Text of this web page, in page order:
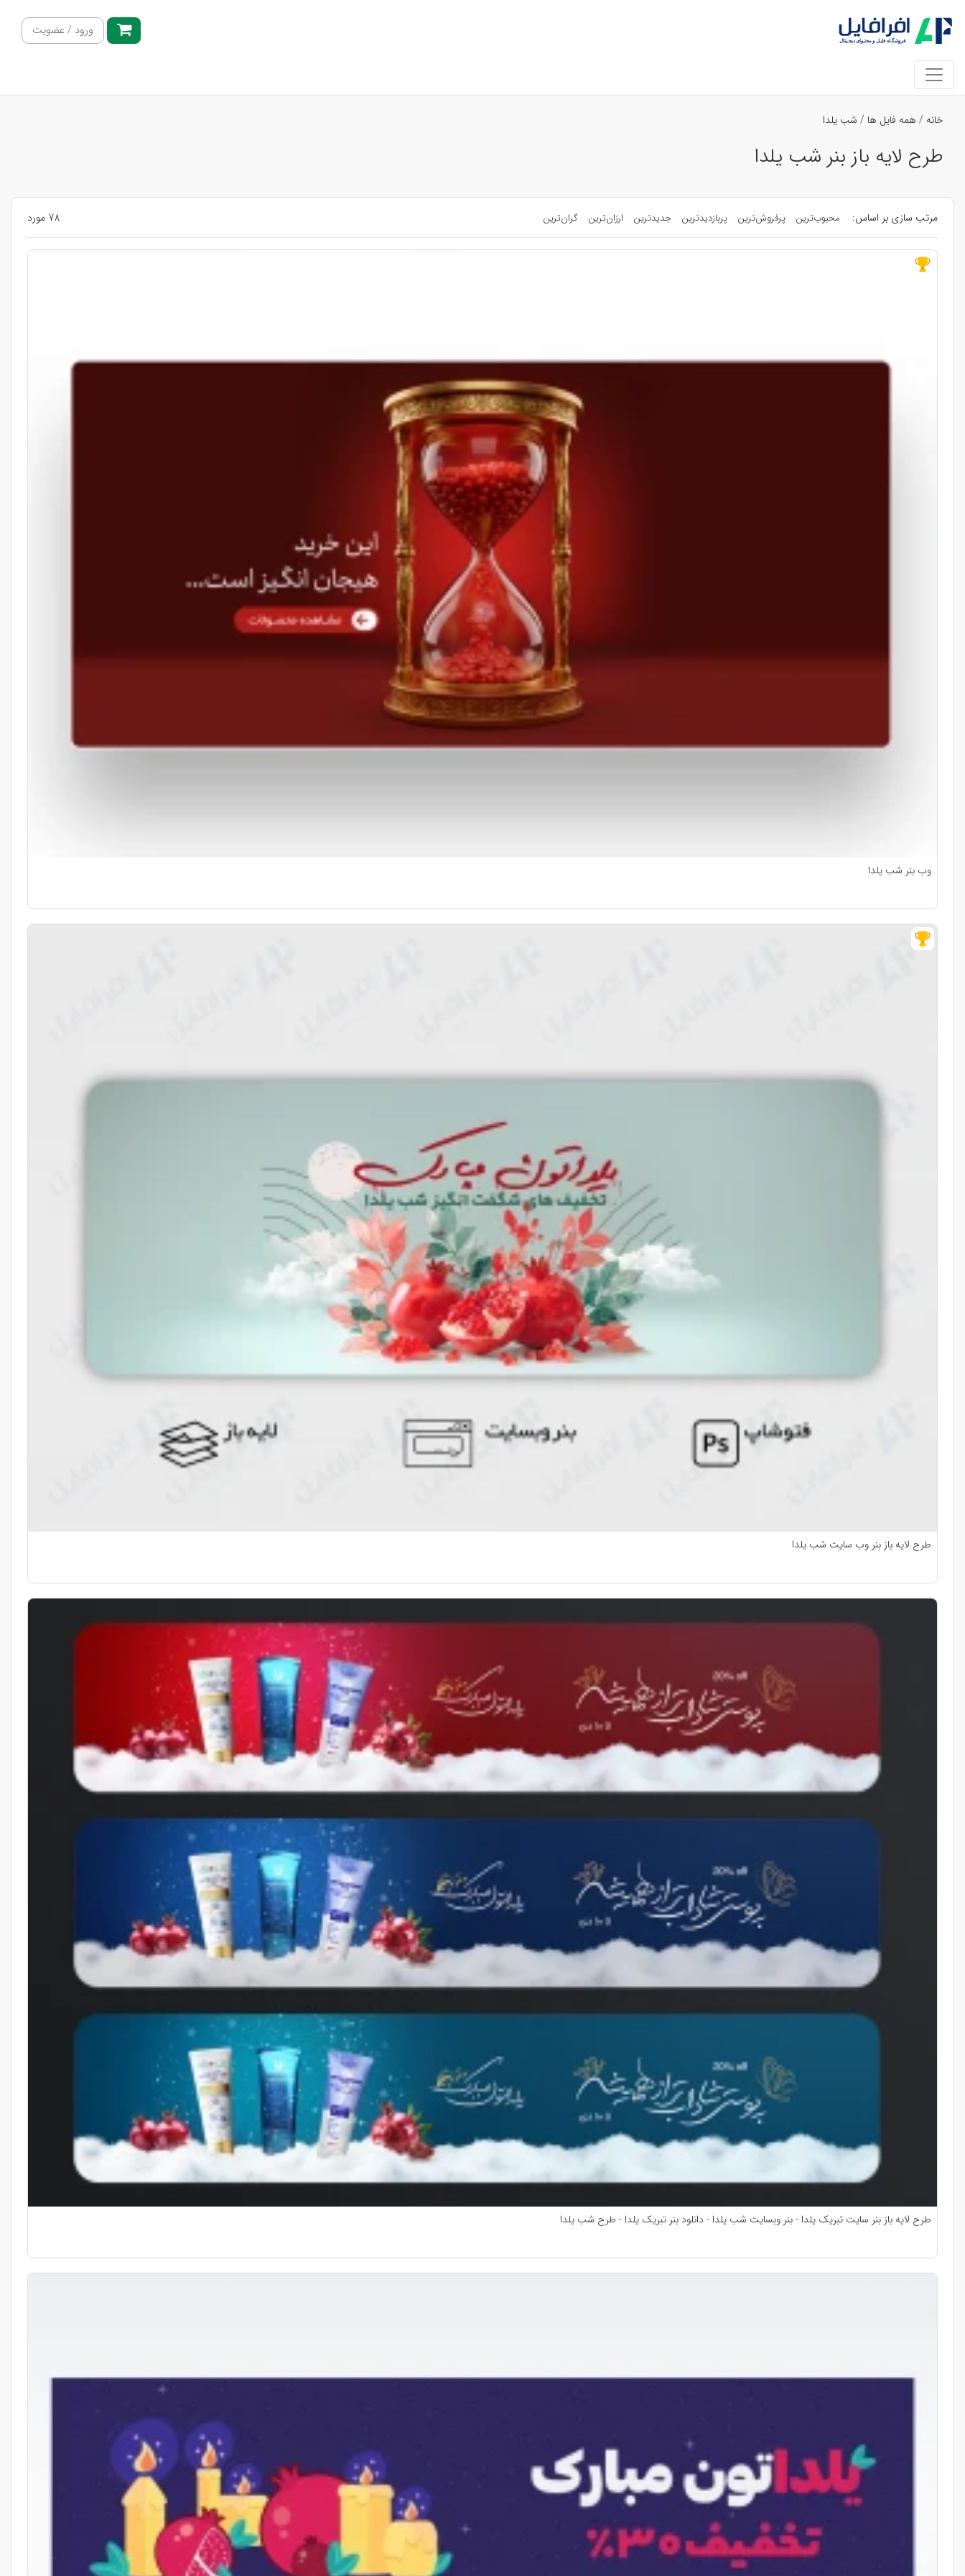
ورود / عضویت
خانه / همه فایل ها / شب یلدا
طرح لایه باز بنر شب یلدا
مرتب سازی بر اساس: محبوب‌ترین پرفروش‌ترین پربازدیدترین جدیدترین ارزان‌ترین گران‌ترین 78 مورد
وب بنر شب یلدا
طرح لایه باز بنر وب سایت شب یلدا
طرح لايه باز بنر سايت تبريك يلدا - بنر وبسايت شب يلدا - دانلود بنر تبريك يلدا - طرح شب يلدا